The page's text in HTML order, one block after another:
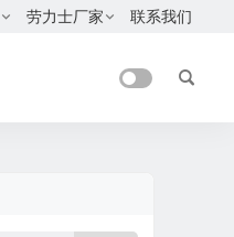
劳力士厂家 联系我们